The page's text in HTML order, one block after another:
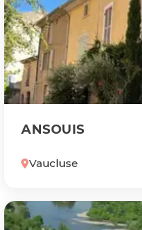
ANSOUIS
Vaucluse